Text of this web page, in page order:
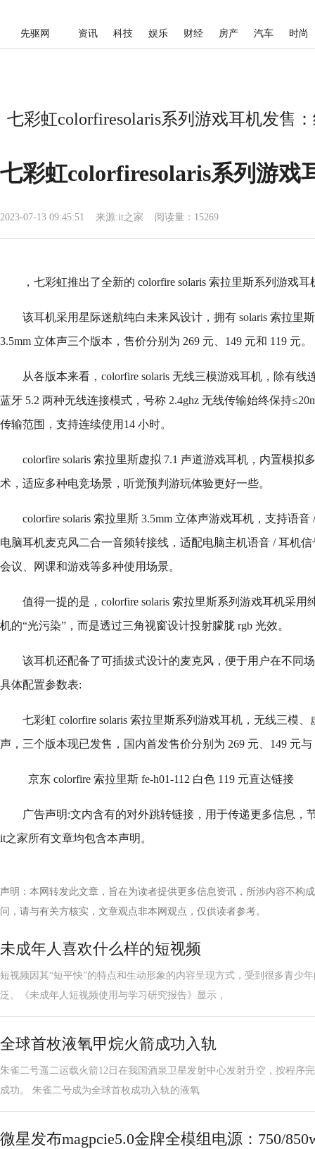
先驱网 资讯 科技 娱乐 财经 房产 汽车 时尚
七彩虹colorfiresolaris系列游戏耳机发售
七彩虹colorfiresolaris系列游戏
2023-07-13 09:45:51 来源:it之家 阅读量：15269
，七彩虹推出了全新的 colorfire solaris 索拉里斯系列游戏
该耳机采用星际迷航纯白未来风设计，拥有 solaris 索拉里
3.5mm 立体声三个版本，售价分别为 269 元、149 元和 119 元。
从各版本来看，colorfire solaris 无线三模游戏耳机，除有线
蓝牙 5.2 两种无线连接模式，号称 2.4ghz 无线传输始终保持
传输范围，支持连续使用14 小时。
colorfire solaris 索拉里斯虚拟 7.1 声道游戏耳机，内置模拟
术，适应多种电竞场景，听觉预判游玩体验更好一些。
colorfire solaris 索拉里斯 3.5mm 立体声游戏耳机，支持语
电脑耳机麦克风二合一音频转接线，适配电脑主机语音 / 耳机
会议、网课和游戏等多种使用场景。
值得一提的是，colorfire solaris 索拉里斯系列游戏耳机采
机的“光污染”，而是透过三角视窗设计投射朦胧 rgb 光效。
该耳机还配备了可插拔式设计的麦克风，便于用户在不同
具体配置参数表:
七彩虹 colorfire solaris 索拉里斯系列游戏耳机，无线三模、
声，三个版本现已发售，国内首发售价分别为 269 元、149 元与
京东 colorfire 索拉里斯 fe-h01-112 白色 119 元直达链接
广告声明:文内含有的对外跳转链接，用于传递更多信息，
it之家所有文章均包含本声明。
声明：本网转发此文章，旨在为读者提供更多信息资讯，所涉内容不构
问，请与有关方核实，文章观点非本网观点，仅供读者参考。
未成年人喜欢什么样的短视频
短视频因其“短平快”的特点和生动形象的内容呈现方式，受到很多青少
泛。《未成年人短视频使用与学习研究报告》显示，
全球首枚液氧甲烷火箭成功入轨
朱雀二号遥二运载火箭12日在我国酒泉卫星发射中心发射升空，按程序
成功。 朱雀二号成为全球首枚成功入轨的液氧
微星发布magpcie5.0金牌全模组电源：750/